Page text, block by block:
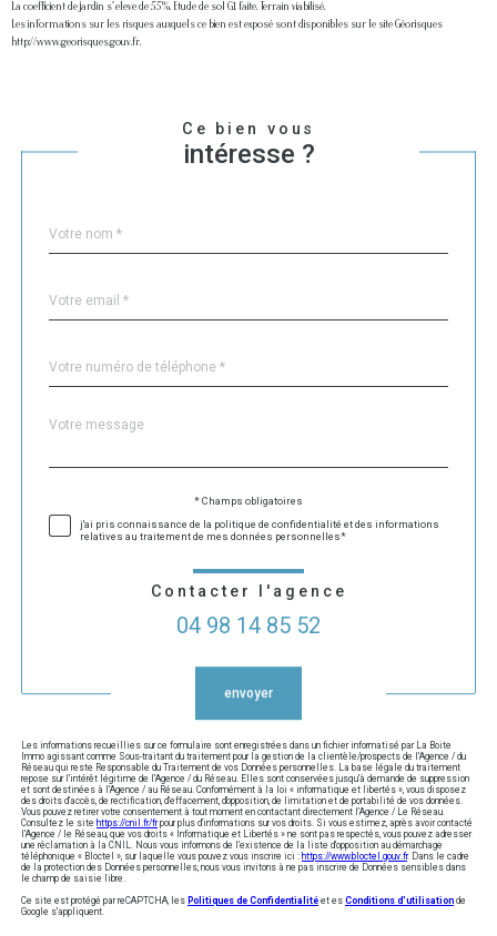
La coefficient de jardin s’eleve de 55%. Etude de sol G1 faite. Terrain viabilisé.
Les informations sur les risques auxquels ce bien est exposé sont disponibles sur le site Géorisques
http://www.georisques.gouv.fr.
Ce bien vous
intéresse ?
par
*
*
*
Fieldset
Message
*
* Champs obligatoires
j'ai pris connaissance de la politique de confidentialité et des informations
relatives au traitement de mes données personnelles*
Contacter l'agence
04 98 14 85 52
envoyer
Les informations recueillies sur ce formulaire sont enregistrées dans un fichier informatisé par La Boite
Immo agissant comme Sous-traitant du traitement pour la gestion de la clientèle/prospects de l'Agence / du
Réseau qui reste Responsable du Traitement de vos Données personnelles. La base légale du traitement
repose sur l'intérêt légitime de l'Agence / du Réseau. Elles sont conservées jusqu'à demande de suppression
et sont destinées à l'Agence / au Réseau. Conformément à la loi « informatique et libertés », vous disposez
des droits d’accès, de rectification, d’effacement, d’opposition, de limitation et de portabilité de vos données.
Vous pouvez retirer votre consentement à tout moment en contactant directement l’Agence / Le Réseau.
Consultez le site https://cnil.fr/frpour plus d’informations sur vos droits. Si vous estimez, après avoir contacté
l'Agence / le Réseau, que vos droits « Informatique et Libertés » ne sont pas respectés, vous pouvez adresser
une réclamation à la CNIL. Nous vous informons de l’existence de la liste d'opposition au démarchage
téléphonique « Bloctel », sur laquelle vous pouvez vous inscrire ici : https://www.bloctel.gouv.fr. Dans le cadre
de la protection des Données personnelles, nous vous invitons à ne pas inscrire de Données sensibles dans
le champ de saisie libre.
Ce site est protégé par reCAPTCHA, les Politiques de Confidentialité et es Conditions d'utilisation de
Google s'appliquent.